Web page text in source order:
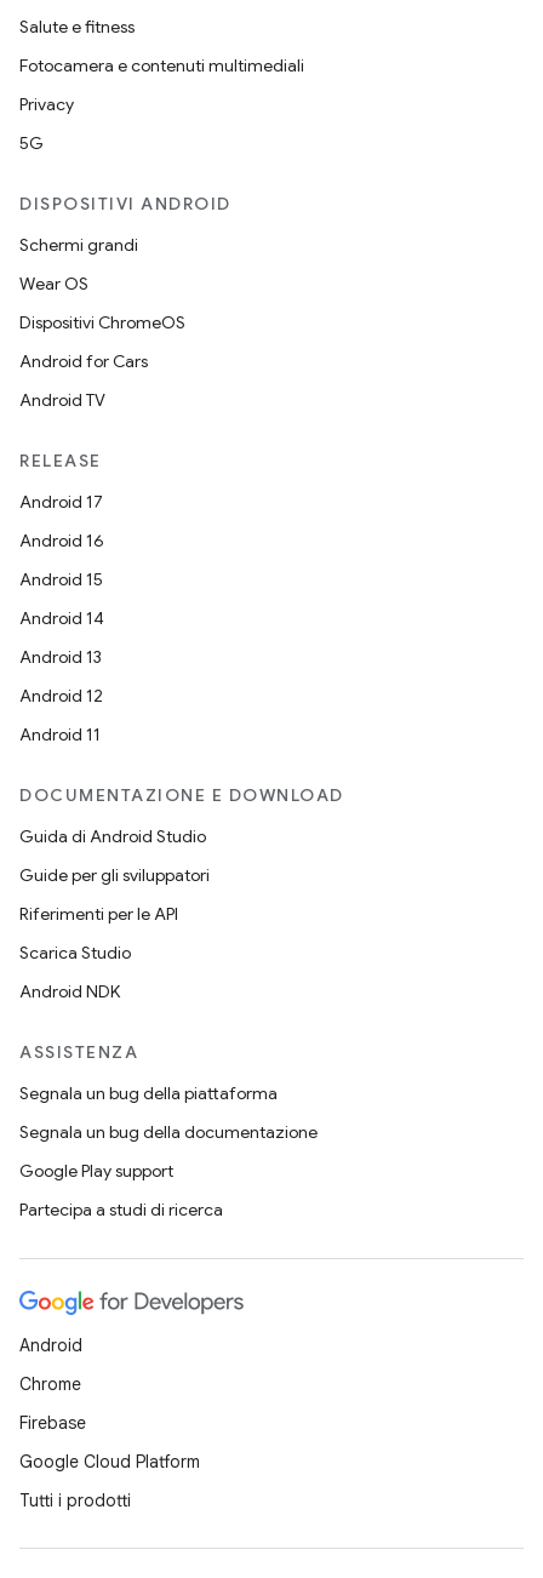
Salute e fitness
Fotocamera e contenuti multimediali
Privacy
5G
DISPOSITIVI ANDROID
Schermi grandi
Wear OS
Dispositivi ChromeOS
Android for Cars
Android TV
RELEASE
Android 17
Android 16
Android 15
Android 14
Android 13
Android 12
Android 11
DOCUMENTAZIONE E DOWNLOAD
Guida di Android Studio
Guide per gli sviluppatori
Riferimenti per le API
Scarica Studio
Android NDK
ASSISTENZA
Segnala un bug della piattaforma
Segnala un bug della documentazione
Google Play support
Partecipa a studi di ricerca
Android
Chrome
Firebase
Google Cloud Platform
Tutti i prodotti